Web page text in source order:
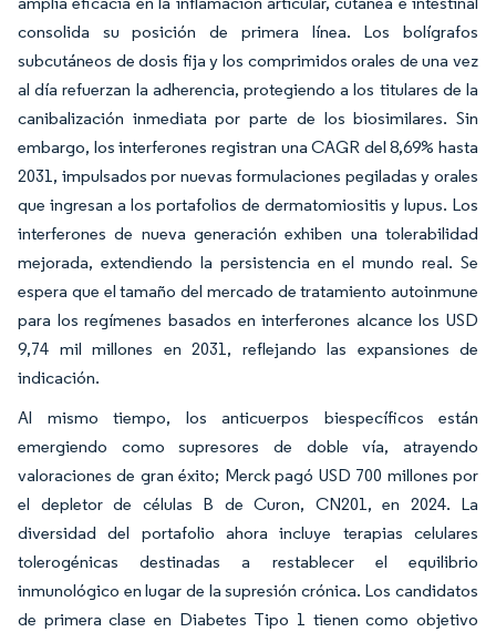
consolida su posición de primera línea. Los bolígrafos
subcutáneos de dosis fija y los comprimidos orales de una vez
al día refuerzan la adherencia, protegiendo a los titulares de la
canibalización inmediata por parte de los biosimilares. Sin
embargo, los interferones registran una CAGR del 8,69% hasta
2031, impulsados por nuevas formulaciones pegiladas y orales
que ingresan a los portafolios de dermatomiositis y lupus. Los
interferones de nueva generación exhiben una tolerabilidad
mejorada, extendiendo la persistencia en el mundo real. Se
espera que el tamaño del mercado de tratamiento autoinmune
para los regímenes basados en interferones alcance los USD
9,74 mil millones en 2031, reflejando las expansiones de
indicación.
Al mismo tiempo, los anticuerpos biespecíficos están
emergiendo como supresores de doble vía, atrayendo
valoraciones de gran éxito; Merck pagó USD 700 millones por
el depletor de células B de Curon, CN201, en 2024. La
diversidad del portafolio ahora incluye terapias celulares
tolerogénicas destinadas a restablecer el equilibrio
inmunológico en lugar de la supresión crónica. Los candidatos
de primera clase en Diabetes Tipo 1 tienen como objetivo